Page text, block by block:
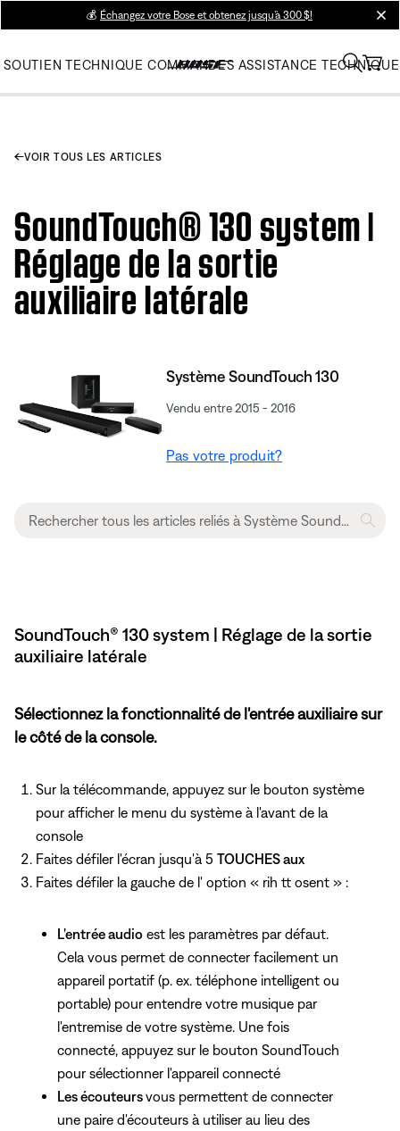
💰 Échangez votre Bose et obtenez jusqu’à 300 $!
SOUTIEN TECHNIQUE COMMANDES ASSISTANCE TECHNIQUE
VOIR TOUS LES ARTICLES
SoundTouch® 130 system |
Réglage de la sortie
auxiliaire latérale
Système SoundTouch 130
Vendu entre 2015 - 2016
Pas votre produit?
SoundTouch® 130 system | Réglage de la sortie
auxiliaire latérale
Sélectionnez la fonctionnalité de l'entrée auxiliaire sur
le côté de la console.
Sur la télécommande, appuyez sur le bouton système
pour afficher le menu du système à l'avant de la
console
Faites défiler l'écran jusqu'à 5 TOUCHES aux
Faites défiler la gauche de l' option « rih tt osent » :
L'entrée audio est les paramètres par défaut.
Cela vous permet de connecter facilement un
appareil portatif (p. ex. téléphone intelligent ou
portable) pour entendre votre musique par
l'entremise de votre système. Une fois
connecté, appuyez sur le bouton SoundTouch
pour sélectionner l'appareil connecté
Les écouteursvous permettent de connecter
une paire d'écouteurs à utiliser au lieu des